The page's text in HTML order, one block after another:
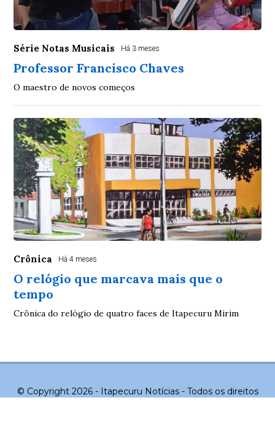
Série Notas Musicais Há 3 meses
Professor Francisco Chaves
O maestro de novos começos
Crônica Há 4 meses
O relógio que marcava mais que o
tempo
Crônica do relógio de quatro faces de Itapecuru Mirim
© Copyright 2026 - Itapecuru Notícias - Todos os direitos